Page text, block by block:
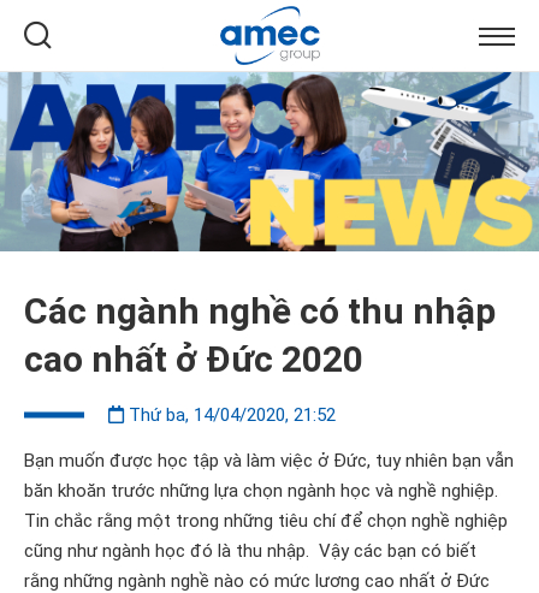
Các ngành nghề có thu nhập
cao nhất ở Đức 2020
Thứ ba, 14/04/2020, 21:52
Bạn muốn được học tập và làm việc ở Đức, tuy nhiên bạn vẫn
băn khoăn trước những lựa chọn ngành học và nghề nghiệp.
Tin chắc rằng một trong những tiêu chí để chọn nghề nghiệp
cũng như ngành học đó là thu nhập. Vậy các bạn có biết
rằng những ngành nghề nào có mức lương cao nhất ở Đức